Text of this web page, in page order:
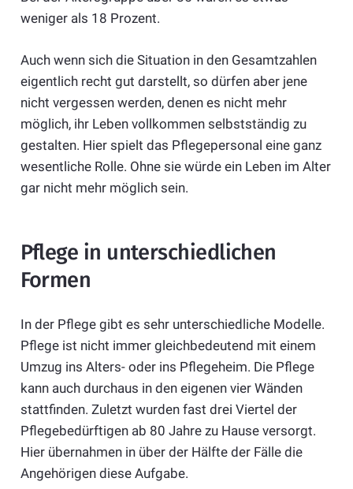
weniger als 18 Prozent.
Auch wenn sich die Situation in den Gesamtzahlen
eigentlich recht gut darstellt, so dürfen aber jene
nicht vergessen werden, denen es nicht mehr
möglich, ihr Leben vollkommen selbstständig zu
gestalten. Hier spielt das Pflegepersonal eine ganz
wesentliche Rolle. Ohne sie würde ein Leben im Alter
gar nicht mehr möglich sein.
Pflege in unterschiedlichen
Formen
In der Pflege gibt es sehr unterschiedliche Modelle.
Pflege ist nicht immer gleichbedeutend mit einem
Umzug ins Alters- oder ins Pflegeheim. Die Pflege
kann auch durchaus in den eigenen vier Wänden
stattfinden. Zuletzt wurden fast drei Viertel der
Pflegebedürftigen ab 80 Jahre zu Hause versorgt.
Hier übernahmen in über der Hälfte der Fälle die
Angehörigen diese Aufgabe.